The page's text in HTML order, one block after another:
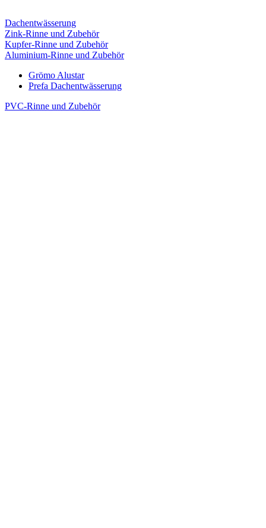
Dachentwässerung
Zink-Rinne und Zubehör
Kupfer-Rinne und Zubehör
Aluminium-Rinne und Zubehör
Grömo Alustar
Prefa Dachentwässerung
PVC-Rinne und Zubehör